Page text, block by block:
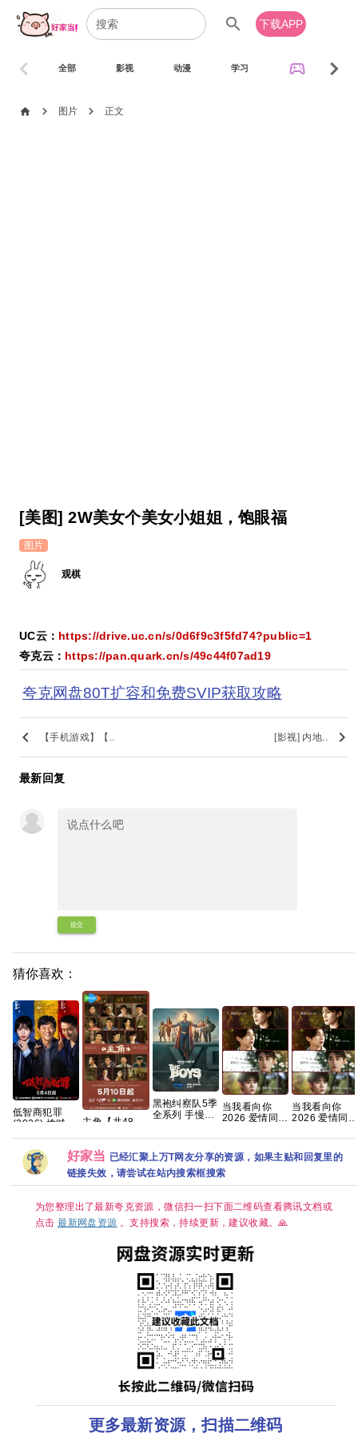
search 下载APP
全部 影视 动漫 学习 sports_esports
chevron_left chevron_right
home chevron_right 图片 chevron_right 正文
[美图] 2W美女个美女小姐姐，饱眼福
图片
观棋
UC云： https://drive.uc.cn/s/0d6f9c3f5fd74?public=1
夸克云： https://pan.quark.cn/s/49c44f07ad19
夸克网盘80T扩容和免费SVIP获取攻略
keyboard_arrow_left 【手机游戏】【.. [影视] 内地.. keyboard_arrow_right
最新回复
提交
猜你喜欢：
低智商犯罪
(2026) 擒贼
比音效 HDR
HiveWeb/内嵌
简中字幕/【单
主角【共48
艺谋监制，王
菲献唱 夸克
黑袍纠察队5季
全系列 手慢无
剧犯罪】夸克
当我看向你
2026 爱情同性
罗殿夏 霁川 左
右 已更最新 夸
克
当我看向你
2026 爱情同性
罗殿夏 霁川 左
右 已更最新 夸
克
好家当 已经汇聚上万T网友分享的资源，如果主贴和回复里的
链接失效，请尝试在站内搜索框搜索
为您整理出了最新夸克资源，微信扫一扫下面二维码查看腾讯文档或
点击最新网盘资源 。支持搜索，持续更新，建议收藏。🙏
更多最新资源，扫描二维码